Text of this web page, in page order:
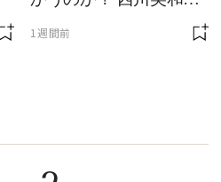
んと木村草太さんが読
1週間前